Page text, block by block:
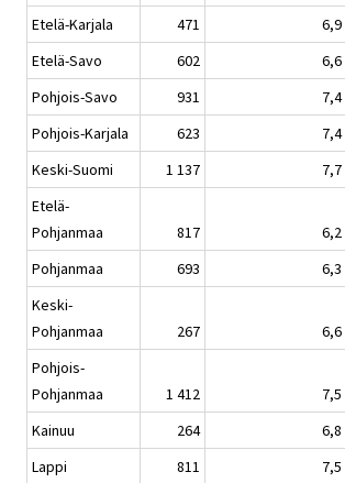
Etelä-Karjala
471 6,9
Etelä-Savo
602 6,6
Pohjois-Savo
931 7,4
Pohjois-Karjala
623 7,4
Keski-Suomi
1 137 7,7
Etelä-
Pohjanmaa
817 6,2
Pohjanmaa
693 6,3
Keski-
Pohjanmaa
267 6,6
Pohjois-
Pohjanmaa
1 412 7,5
Kainuu
264 6,8
Lappi
811 7,5